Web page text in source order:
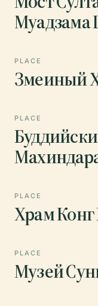
Муадзама
PLACE
Змеиный
PLACE
PLACE
Храм Конг
PLACE
Музей